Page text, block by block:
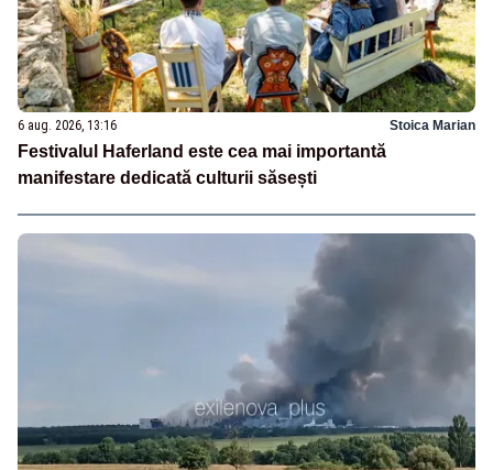
6 aug. 2026, 13:16 Stoica Marian
Festivalul Haferland este cea mai importantă
manifestare dedicată culturii săsești